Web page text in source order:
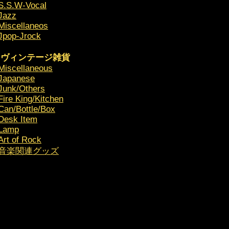
Vocal
Jrock
ヴィンテージ雑貨
Others
King/Kitchen
Bottle/Box
Item
of Rock
楽関連グッズ